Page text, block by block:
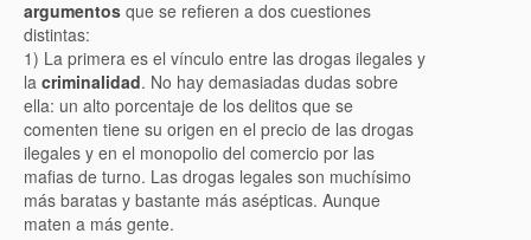
argumentos que se refieren a dos cuestiones
distintas:
1) La primera es el vínculo entre las drogas ilegales y
la criminalidad. No hay demasiadas dudas sobre
ella: un alto porcentaje de los delitos que se
comenten tiene su origen en el precio de las drogas
ilegales y en el monopolio del comercio por las
mafias de turno. Las drogas legales son muchísimo
más baratas y bastante más asépticas. Aunque
maten a más gente.